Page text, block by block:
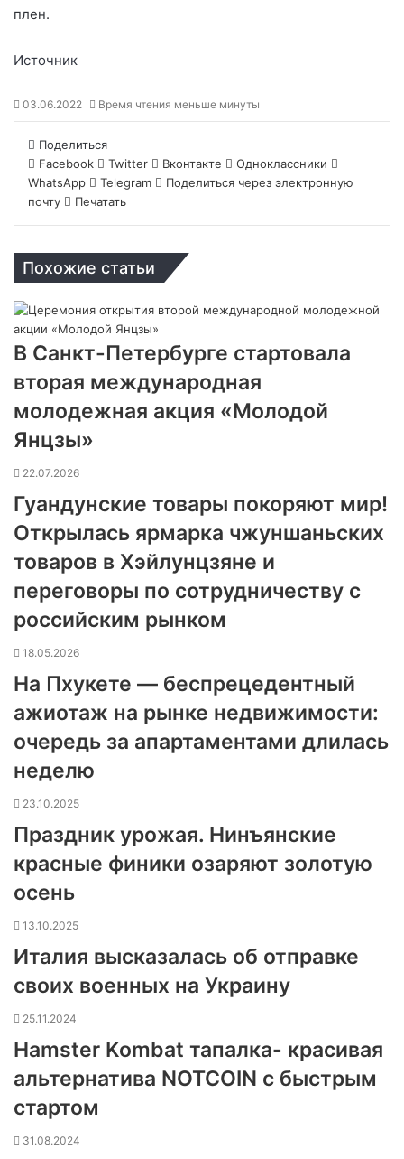
плен.
Источник
03.06.2022 Время чтения меньше минуты
Поделиться
Facebook
Twitter Вконтакте
Одноклассники
WhatsApp
Telegram
Поделиться через электронную
почту
Печатать
Похожие статьи
В Санкт-Петербурге стартовала
вторая международная
молодежная акция «Молодой
Янцзы»
22.07.2026
Гуандунские товары покоряют мир!
Открылась ярмарка чжуншаньских
товаров в Хэйлунцзяне и
переговоры по сотрудничеству с
российским рынком
18.05.2026
На Пхукете — беспрецедентный
ажиотаж на рынке недвижимости:
очередь за апартаментами длилась
неделю
23.10.2025
Праздник урожая. Нинъянские
красные финики озаряют золотую
осень
13.10.2025
Италия высказалась об отправке
своих военных на Украину
25.11.2024
Hamster Kombat тапалка- красивая
альтернатива NOTCOIN с быстрым
стартом
31.08.2024